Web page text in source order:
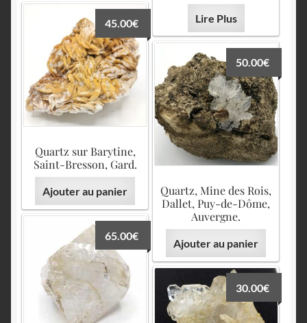
Lire Plus
Quartz sur Barytine,
Saint-Bresson, Gard.
45.00€
Ajouter au panier
Quartz, Mine des Rois,
Dallet, Puy-de-Dôme,
Auvergne.
50.00€
Ajouter au panier
65.00€
30.00€